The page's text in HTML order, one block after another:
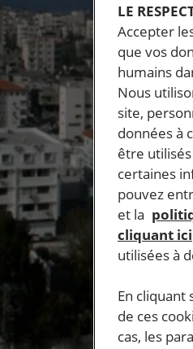
LE
Accepter
que vos
humains
Nous
site,
données à
être
certaines
pouvez
et la
cliquant ici
utilisées à
En cliquant
de ces
cas, les